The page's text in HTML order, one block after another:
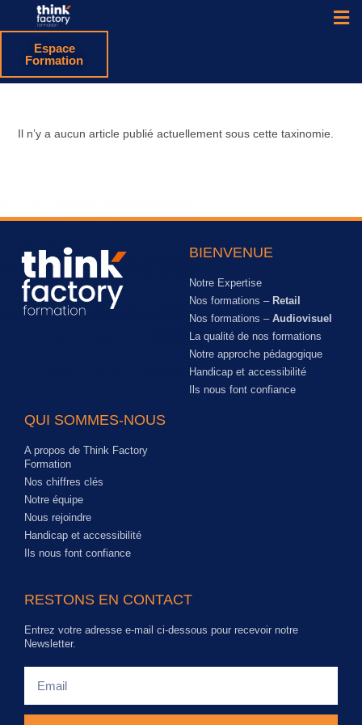
Espace
Formation
Il n’y a aucun article publié actuellement sous cette taxinomie.
BIENVENUE
Notre Expertise
Nos formations – Retail
Nos formations – Audiovisuel
La qualité de nos formations
Notre approche pédagogique
Handicap et accessibilité
Ils nous font confiance
QUI SOMMES-NOUS
A propos de Think Factory
Formation
Nos chiffres clés
Notre équipe
Nous rejoindre
Handicap et accessibilité
Ils nous font confiance
RESTONS EN CONTACT
Entrez votre adresse e-mail ci-dessous pour recevoir notre
Newsletter.